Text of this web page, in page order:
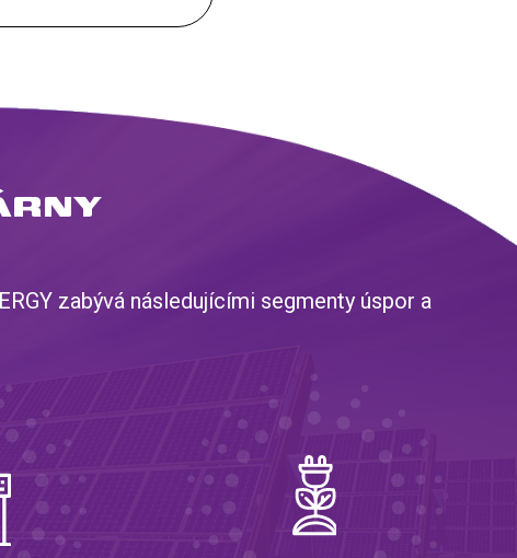
zabývá následujícími segmenty úspor a